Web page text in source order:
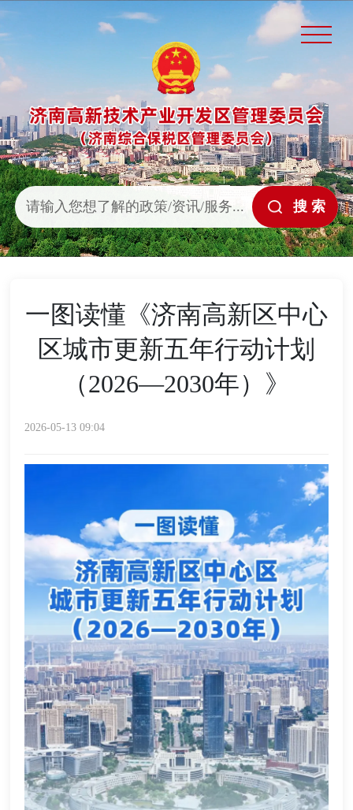
一图读懂《济南高新区中心
区城市更新五年行动计划
（2026—2030年）》
2026-05-13 09:04